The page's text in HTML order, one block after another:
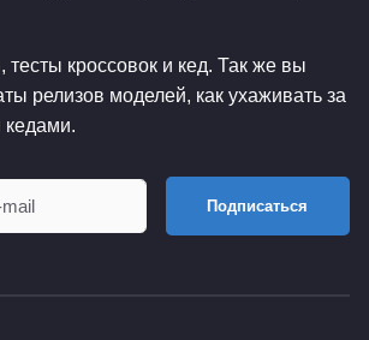
тесты кроссовок и кед. Так же вы
релизов моделей, как ухаживать за
кедами.
Подписаться